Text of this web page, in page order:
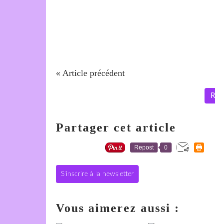
« Article précédent
Partager cet article
Repost 0
S'inscrire à la newsletter
Vous aimerez aussi :